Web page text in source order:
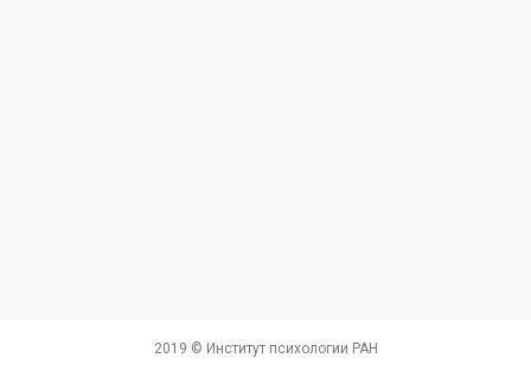
2019 © Институт психологии РАН